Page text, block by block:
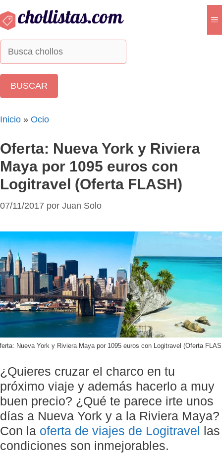
al
contenido
Inicio » Ocio
Oferta: Nueva York y Riviera
Maya por 1095 euros con
Logitravel (Oferta FLASH)
07/11/2017 por Juan Solo
Nueva York y Riviera Maya por 1095 euros con Logitravel (Oferta
¿Quieres cruzar el charco en tu
próximo viaje y además hacerlo a muy
buen precio? ¿Qué te parece irte unos
días a Nueva York y a la Riviera Maya?
Con la oferta de viajes de Logitravel las
condiciones son inmejorables.